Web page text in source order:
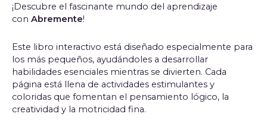
¡Descubre el fascinante mundo del aprendizaje
con Abremente!
Este libro interactivo está diseñado especialmente para
los más pequeños, ayudándoles a desarrollar
habilidades esenciales mientras se divierten. Cada
página está llena de actividades estimulantes y
coloridas que fomentan el pensamiento lógico, la
creatividad y la motricidad fina.